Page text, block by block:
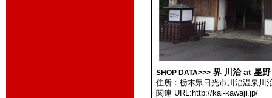
SHOP DATA>>> 界 川治 at 星
住所：栃木県日光市川治温泉川
関連 URL:http://kai-kawaji.jp/